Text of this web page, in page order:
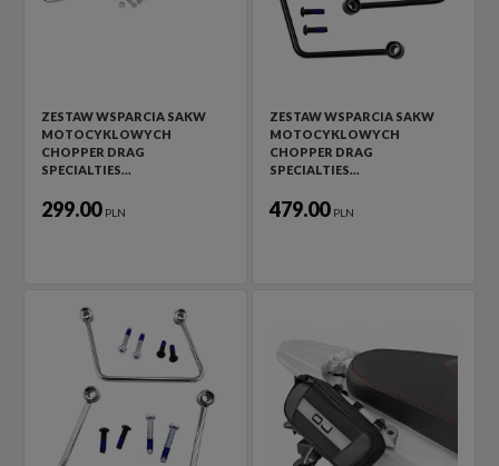
ZESTAW WSPARCIA SAKW
MOTOCYKLOWYCH
CHOPPER DRAG
SPECIALTIES…
299.00 PLN
ZESTAW WSPARCIA SAKW
MOTOCYKLOWYCH
CHOPPER DRAG
SPECIALTIES…
479.00 PLN